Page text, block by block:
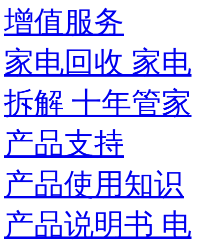
增值服务
家电回收 家电
拆解 十年管家
产品支持
产品使用知识
产品说明书 电